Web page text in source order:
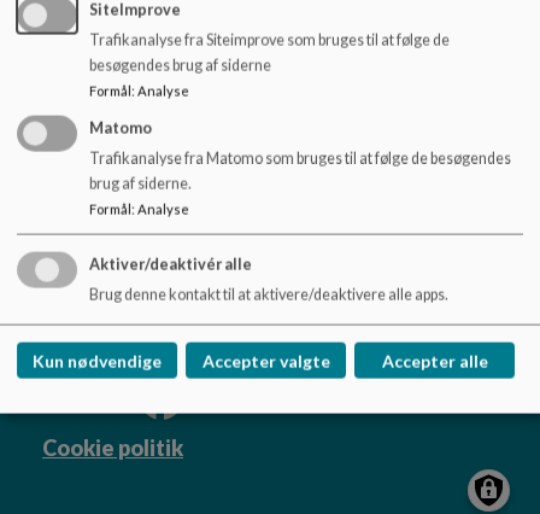
Rønde Skole
Skrejrupvej 1, 8410 Rønde
roende-skole@syddjurs.dk
87 53 50 50
EAN NR.
5798004440391
Sitemap
Cookie politik
SiteImprove
Trafikanalyse fra Siteimprove som bruges til at følge de
besøgendes brug af siderne
Formål : Analyse
Matomo
Trafikanalyse fra Matomo som bruges til at følge de besøgendes
brug af siderne.
Formål: Analyse
Aktiver/deaktivér alle
Brug denne kontakt til at aktivere/deaktivere alle apps.
Kun nødvendige Accepter valgte Accepter alle